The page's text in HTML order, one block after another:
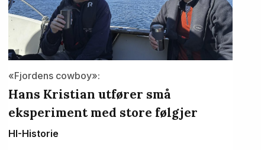
«Fjordens cowboy»:
Hans Kristian utfører små
eksperiment med store følgjer
HI-Historie